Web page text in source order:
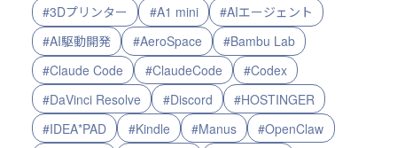
#3Dプリンター #A1 mini
#AIエージェント
#AI駆動開発
#AeroSpace
#Bambu Lab
#Claude Code
#ClaudeCode
#Codex
#DaVinci Resolve
#Discord
#HOSTINGER
#IDEA*PAD
#Kindle #Manus #OpenClaw